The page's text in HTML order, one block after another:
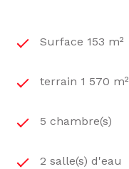
Surface 153 m²
terrain 1 570 m²
5 chambre(s)
2 salle(s) d'eau